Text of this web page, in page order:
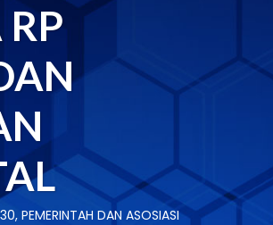
PEMERINTAH DAN ASOSIASI